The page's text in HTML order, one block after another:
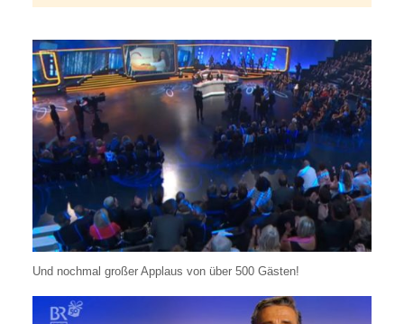
Und nochmal großer Applaus von über 500 Gästen!